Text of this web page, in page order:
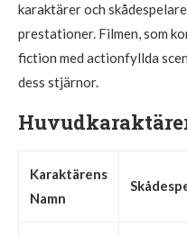
karaktärer och
prestationer. Filmen, som
fiction med actionfyllda
dess stjärnor.
Karaktärens
Namn